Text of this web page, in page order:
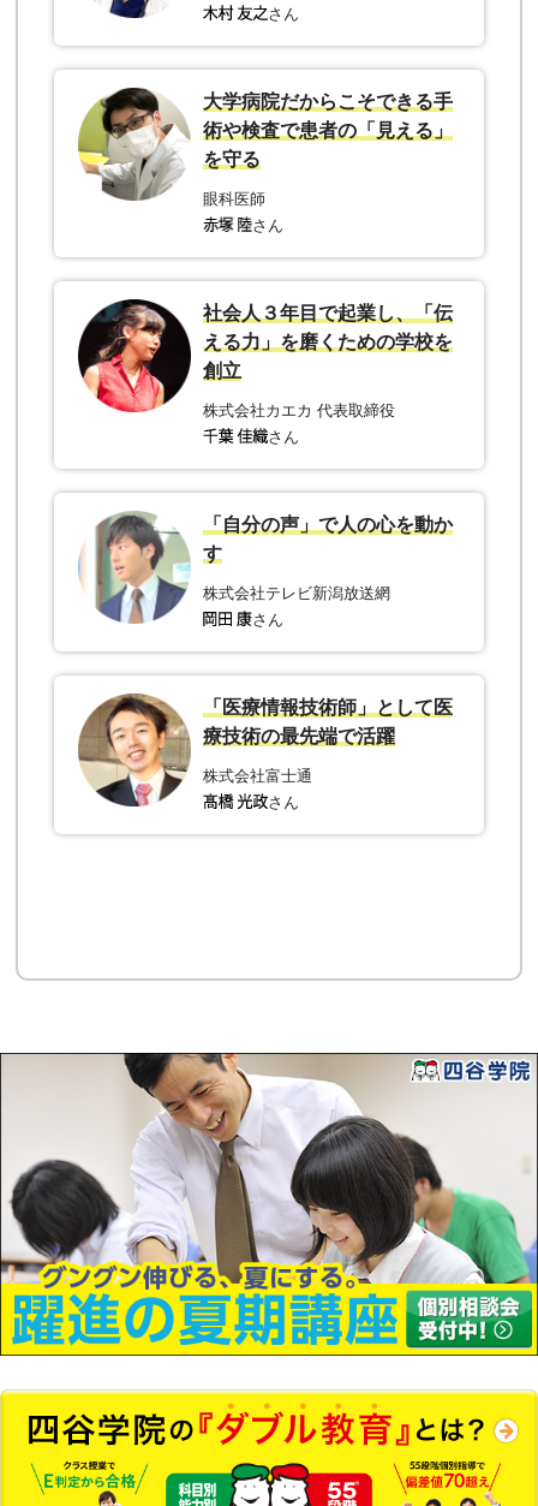
さん
大学病院だからこそできる手
術や検査で患者の「見える」
を守る
眼科医師
さん
社会人３年目で起業し、「伝
える力」を磨くための学校を
創立
株式会社カエカ 代表取締役
さん
「自分の声」で人の心を動か
す
株式会社テレビ新潟放送網
さん
「医療情報技術師」として医
療技術の最先端で活躍
株式会社富士通
さん